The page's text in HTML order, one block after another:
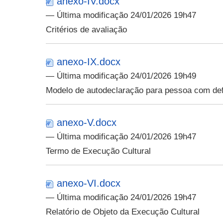
— Última modificação 24/01/2026 19h47
Critérios de avaliação
anexo-IX.docx
— Última modificação 24/01/2026 19h49
Modelo de autodeclaração para pessoa com
anexo-V.docx
— Última modificação 24/01/2026 19h47
Termo de Execução Cultural
anexo-VI.docx
— Última modificação 24/01/2026 19h47
Relatório de Objeto da Execução Cultural